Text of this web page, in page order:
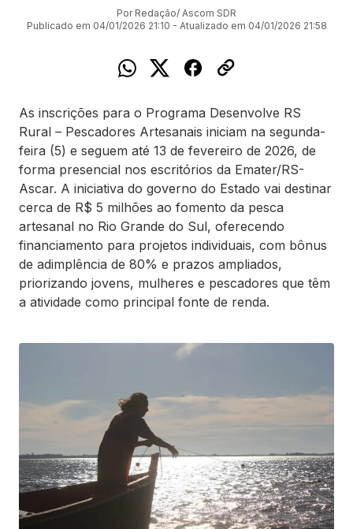
Por Redação/ Ascom SDR
Publicado em 04/01/2026 21:10 - Atualizado em 04/01/2026 21:58
As inscrições para o Programa Desenvolve RS
Rural – Pescadores Artesanais iniciam na segunda-
feira (5) e seguem até 13 de fevereiro de 2026, de
forma presencial nos escritórios da Emater/RS-
Ascar. A iniciativa do governo do Estado vai destinar
cerca de R$ 5 milhões ao fomento da pesca
artesanal no Rio Grande do Sul, oferecendo
financiamento para projetos individuais, com bônus
de adimplência de 80% e prazos ampliados,
priorizando jovens, mulheres e pescadores que têm
a atividade como principal fonte de renda.